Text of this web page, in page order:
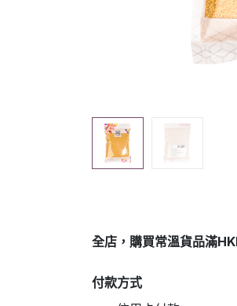
全店，購買常溫貨品滿
付款方式